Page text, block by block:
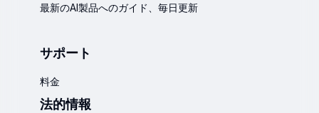
最新のAI製品へのガイド、毎日更新
サポート
料金
法的情報